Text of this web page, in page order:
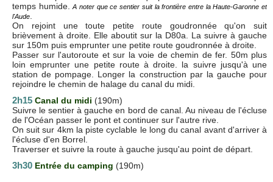
temps humide.A noter que ce sentier suit la frontière entre la Haute-Garonne et
l'Aude
On rejoint une toute petite route goudronnée qu'on suit
brièvement à droite. Elle aboutit sur la D80a. La suivre à gauche
sur 150m puis emprunter une petite route goudronnée à droite.
Passer sur l'autoroute et sur la voie de chemin de fer. 50m plus
loin emprunter une petite route à droite. la suivre jusqu'à une
station de pompage. Longer la construction par la gauche pour
rejoindre le chemin de halage du canal du midi.
2h15 Canal du midi (190m)
Suivre le sentier à gauche en bord de canal. Au niveau de l'écluse
de l'Océan passer le pont et continuer sur l'autre rive.
On suit sur 4km la piste cyclable le long du canal avant d'arriver à
l'écluse d'en Borrel.
Traverser et suivre la route à gauche jusqu'au point de départ.
3h30 Entrée du camping (190m)